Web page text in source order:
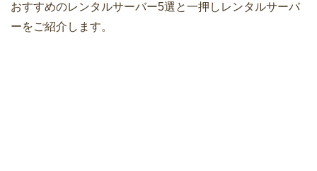
おすすめのレンタルサーバー5選と一押しレンタルサーバ
ーをご紹介します。